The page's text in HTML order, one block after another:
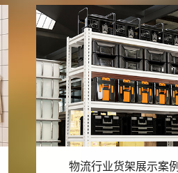
物流行业货架展示案